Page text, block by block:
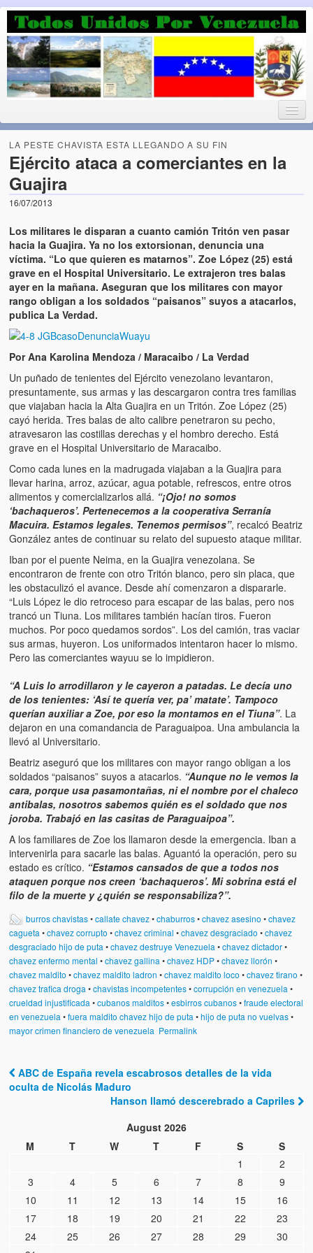
Luchando por la Democracia
Fuera el chavismo, la peor peste que le ha caido a esta tierra
Home
Todos Unidos por Venezuela te da la bienvenida a éste nuestro
Blog. (Todos Unidos por Venezuela welcomes you to our Blog)
Acerca de este blog (About this Blog)
Artículos
El Tipo y los Rojos en Los Teques (The Jerk and the Reds in
Teques)
Hablé con Chavistas (I spoke with chavistas)
La burla del Chavez “tan amante de los niños” (The mockery of
Chavez “such a children lover”)
Los niños de las calles de Venezuela (Children of the streets of
Venezuela)
Luis y El Mono… en armas (Luis and El Mono… armed)
Puente Llaguno, Miraflores… ¿y Lina?
Radio Emisoras y canales de televisión clausurados por el
de Chávez hasta el 2009
Victimas del 11 de abril de 2002
Víctimas del régimen dictatorial de Chávez desde que tomó el
poder hasta el 31 de diciembre de 2009
1992
¡¡¡Miserable traidor, mira a tu pueblo!!! (Despicable traitor, look
your country!!!)
Fotos
Versos
Cuentos
Videos
Chistes
LA PESTE CHAVISTA ESTA LLEGANDO A SU FIN
Ejército ataca a comerciantes en la
Guajira
16/07/2013
Los militares le disparan a cuanto camión Tritón ven pasar
hacia la Guajira. Ya no los extorsionan, denuncia una
víctima. “Lo que quieren es matarnos”. Zoe López (25) está
grave en el Hospital Universitario. Le extrajeron tres balas
ayer en la mañana. Aseguran que los militares con mayor
rango obligan a los soldados “paisanos” suyos a atacarlos,
publica La Verdad.
Por Ana Karolina Mendoza / Maracaibo / La Verdad
Un puñado de tenientes del Ejército venezolano levantaron,
presuntamente, sus armas y las descargaron contra tres familias
que viajaban hacia la Alta Guajira en un Tritón. Zoe López (25)
cayó herida. Tres balas de alto calibre penetraron su pecho,
atravesaron las costillas derechas y el hombro derecho. Está
grave en el Hospital Universitario de Maracaibo.
Como cada lunes en la madrugada viajaban a la Guajira para
llevar harina, arroz, azúcar, agua potable, refrescos, entre otros
alimentos y comercializarlos allá. “¡Ojo! no somos
‘bachaqueros’. Pertenecemos a la cooperativa Serranía
Macuira. Estamos legales. Tenemos permisos”, recalcó Beatriz
González antes de continuar su relato del supuesto ataque militar.
Iban por el puente Neima, en la Guajira venezolana. Se
encontraron de frente con otro Tritón blanco, pero sin placa, que
les obstaculizó el avance. Desde ahí comenzaron a dispararle.
“Luis López le dio retroceso para escapar de las balas, pero nos
trancó un Tiuna. Los militares también hacían tiros. Fueron
muchos. Por poco quedamos sordos”. Los del camión, tras vaciar
sus armas, huyeron. Los uniformados intentaron hacer lo mismo.
Pero las comerciantes wayuu se lo impidieron.
“A Luis lo arrodillaron y le cayeron a patadas. Le decía uno
de los tenientes: ‘Así te quería ver, pa’ matate’. Tampoco
querían auxiliar a Zoe, por eso la montamos en el Tiuna”. La
dejaron en una comandancia de Paraguaipoa. Una ambulancia la
llevó al Universitario.
Beatriz aseguró que los militares con mayor rango obligan a los
soldados “paisanos” suyos a atacarlos. “Aunque no le vemos la
cara, porque usa pasamontañas, ni el nombre por el chaleco
antibalas, nosotros sabemos quién es el soldado que nos
joroba. Trabajó en las casitas de Paraguaipoa”.
A los familiares de Zoe los llamaron desde la emergencia. Iban a
intervenirla para sacarle las balas. Aguantó la operación, pero su
estado es crítico. “Estamos cansados de que a todos nos
ataquen porque nos creen ‘bachaqueros’. Mi sobrina está el
filo de la muerte y ¿quién se responsabiliza?”.
burros chavistas•callate chavez•chaburros•chavez asesino •chavez
cagueta •chavez corrupto •chavez criminal •chavez desgraciado •chavez
desgraciado hijo de puta •chavez destruye Venezuela •chavez dictador•
chavez enfermo mental •chavez gallina •chavez HDP•chavez llorón •
chavez maldito •chavez maldito ladron •chavez maldito loco •chavez tirano •
chavez trafica droga •chavistas incompetentes•corrupción en venezuela •
crueldad injustificada •cubanos malditos•esbirros cubanos•fraude electoral
en venezuela •fuera maldito chavez hijo de puta •hijo de puta no vuelvas•
mayor crimen financiero de venezuela Permalink
Post navigation
ABC de España revela escabrosos detalles de la vida
oculta de Nicolás Maduro
Hanson llamó descerebrado a Capriles
August 2026
M
T W T F S
S
1
2
3
4 5 6 7 8
9
10
11 12 13 14 15
16
17
18 19 20 21 22
23
24
25 26 27 28 29
30